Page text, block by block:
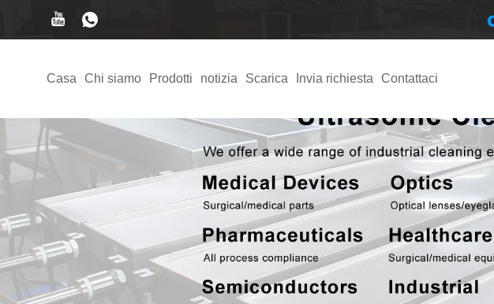
Casa Chi siamo Prodotti notizia Scarica Invia richiesta Contattaci